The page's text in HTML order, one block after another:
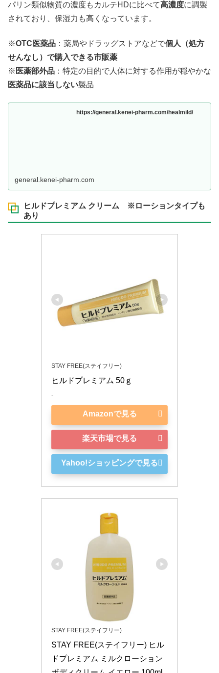
パリン類似物質の濃度もカルテHDに比べて高濃度に調製
されており、保湿力も高くなっています。
※OTC医薬品 ：薬局やドラッグストアなどで個人（処方
せんなし）で購入できる市販薬
※ 医薬部外品 ：特定の目的で人体に対する作用が穏やかな
医薬品に該当しない製品
https://general.kenei-pharm.com/healmild/
general.kenei-pharm.com
ヒルドプレミアム クリーム ※ローションタイプも
あり
STAY FREE(ステイフリー)
ヒルドプレミアム 50ｇ
-
Amazonで見る
楽天市場で見る
Yahoo!ショッピングで見る
STAY FREE(ステイフリー)
STAY FREE(ステイフリー) ヒル
ドプレミアム ミルクローション